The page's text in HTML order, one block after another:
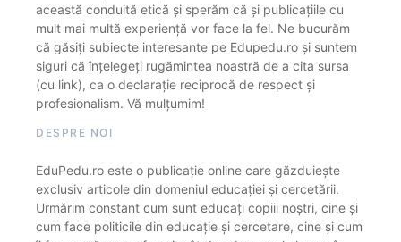
această conduită etică și sperăm că și publicațiile cu
mult mai multă experiență vor face la fel. Ne bucurăm
că găsiți subiecte interesante pe Edupedu.ro și suntem
siguri că înțelegeți rugămintea noastră de a cita sursa
(cu link), ca o declarație reciprocă de respect și
profesionalism. Vă mulțumim!
DESPRE NOI
EduPedu.ro este o publicație online care găzduiește
exclusiv articole din domeniul educației și cercetării.
Urmărim constant cum sunt educați copiii noștri, cine și
cum face politicile din educație și cercetare, cine și cum